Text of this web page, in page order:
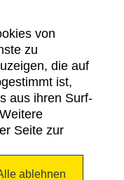
von
zu
die auf
ist,
aus ihren Surf-
Seite zur
ablehnen